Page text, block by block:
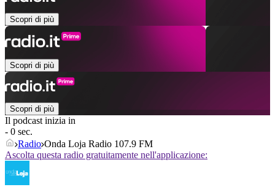
Scopri di più
Scopri di più
Scopri di più
Il podcast inizia in
- 0 sec.
Radio Onda Loja Radio 107.9 FM
Ascolta questa radio gratuitamente nell'applicazione: